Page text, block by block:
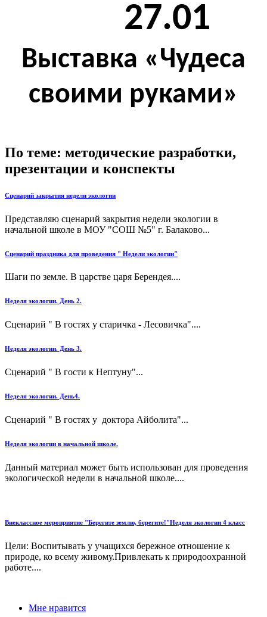
27.01
Выставка «Чудеса
своими руками»
По теме: методические разработки,
презентации и конспекты
Сценарий закрытия недели экологии
Представляю сценарий закрытия недели экологии в
начальной школе в МОУ "СОШ №5" г. Балаково...
Сценарий праздника для проведения " Недели экологии"
Шаги по земле. В царстве царя Берендея....
Неделя экологии. День 2.
Сценарий " В гостях у старичка - Лесовичка"....
Неделя экологии. День 3.
Сценарий " В гости к Нептуну"...
Неделя экологии. День4.
Сценарий " В гостях у доктора Айболита"...
Неделя экологии в начальной школе.
Данный материал может быть использован для проведения
экологической недели в начальной школе....
Внеклассное мероприятие "Берегите землю, берегите!"Неделя экологии 4 класс
Цели: Воспитывать у учащихся бережное отношение к
природе, ко всему живому.Привлекать к природоохранной
работе....
Мне нравится